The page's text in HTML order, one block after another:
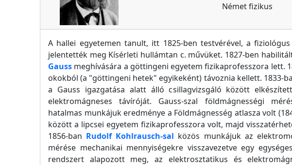
Német fizikus
A hallei egyetemen tanult, itt 1825-ben testvérével, a fiziológus
jelentették meg Kísérleti hullámtan c. művüket. 1827-ben
Gauss meghívására a göttingeni egyetem fizikaprofesszora lett.
okokból (a "göttingeni hetek" egyikeként) távoznia kellett. 1833-
a Gauss igazgatása alatt álló csillagvizsgáló között
elektromágneses távíróját. Gauss-szal földmágnességi
hatalmas munkájuk eredménye a Földmágnesség atlasza volt
között a lipcsei egyetem fizikaprofesszora volt, majd
1856-ban Rudolf Kohlrausch-sal közös munkájuk az
mérése mechanikai mennyiségekre visszavezetve egy
rendszert alapozott meg, az elektrosztatikus és